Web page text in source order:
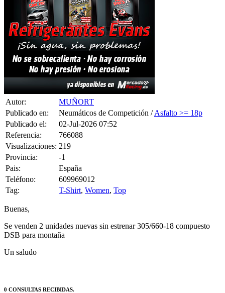
Autor:
MUÑORT
Publicado en:
Neumáticos de Competición /Asfalto >= 18p
Publicado el:
02-Jul-2026 07:52
Referencia:
766088
Visualizaciones: 219
Provincia:
-1
Pais:
España
Teléfono:
609969012
Tag:
T-Shirt, Women, Top
Buenas,
Se venden 2 unidades nuevas sin estrenar 305/660-18 compuesto
DSB para montaña
Un saludo
0 CONSULTAS RECIBIDAS.